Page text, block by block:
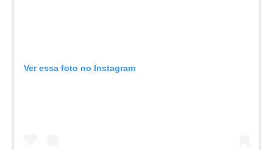
Ver essa foto no Instagram